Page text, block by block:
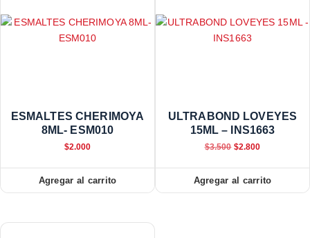
ESMALTES CHERIMOYA
8ML- ESM010
$2.000
Agregar al carrito
ULTRABOND LOVEYES
15ML – INS1663
$3.500 $2.800
Agregar al carrito